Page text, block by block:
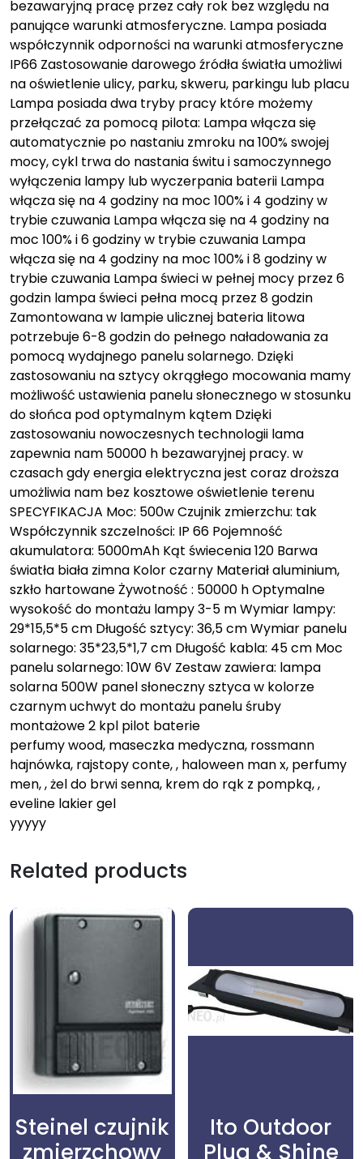
bezawaryjną pracę przez cały rok bez względu na
panujące warunki atmosferyczne. Lampa posiada
współczynnik odporności na warunki atmosferyczne
IP66 Zastosowanie darowego źródła światła umożliwi
na oświetlenie ulicy, parku, skweru, parkingu lub placu
Lampa posiada dwa tryby pracy które możemy
przełączać za pomocą pilota: Lampa włącza się
automatycznie po nastaniu zmroku na 100% swojej
mocy, cykl trwa do nastania świtu i samoczynnego
wyłączenia lampy lub wyczerpania baterii Lampa
włącza się na 4 godziny na moc 100% i 4 godziny w
trybie czuwania Lampa włącza się na 4 godziny na
moc 100% i 6 godziny w trybie czuwania Lampa
włącza się na 4 godziny na moc 100% i 8 godziny w
trybie czuwania Lampa świeci w pełnej mocy przez 6
godzin lampa świeci pełna mocą przez 8 godzin
Zamontowana w lampie ulicznej bateria litowa
potrzebuje 6-8 godzin do pełnego naładowania za
pomocą wydajnego panelu solarnego. Dzięki
zastosowaniu na sztycy okrągłego mocowania mamy
możliwość ustawienia panelu słonecznego w stosunku
do słońca pod optymalnym kątem Dzięki
zastosowaniu nowoczesnych technologii lama
zapewnia nam 50000 h bezawaryjnej pracy. w
czasach gdy energia elektryczna jest coraz droższa
umożliwia nam bez kosztowe oświetlenie terenu
SPECYFIKACJA Moc: 500w Czujnik zmierzchu: tak
Współczynnik szczelności: IP 66 Pojemność
akumulatora: 5000mAh Kąt świecenia 120 Barwa
światła biała zimna Kolor czarny Materiał aluminium,
szkło hartowane Żywotność : 50000 h Optymalne
wysokość do montażu lampy 3-5 m Wymiar lampy:
29*15,5*5 cm Długość sztycy: 36,5 cm Wymiar panelu
solarnego: 35*23,5*1,7 cm Długość kabla: 45 cm Moc
panelu solarnego: 10W 6V Zestaw zawiera: lampa
solarna 500W panel słoneczny sztyca w kolorze
czarnym uchwyt do montażu panelu śruby
montażowe 2 kpl pilot baterie
perfumy wood, maseczka medyczna, rossmann
hajnówka, rajstopy conte, , haloween man x, perfumy
men, , żel do brwi senna, krem do rąk z pompką, ,
eveline lakier gel
yyyyy
Related products
Steinel czujnik
zmierzchowy
Ito Outdoor
Plug & Shine